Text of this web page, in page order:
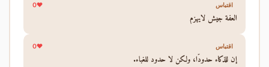
اقتباس 0
العفة جيش لايهزم
اقتباس 0
إن للذكاء حدودًا، ولكن لا حدود للغباء.